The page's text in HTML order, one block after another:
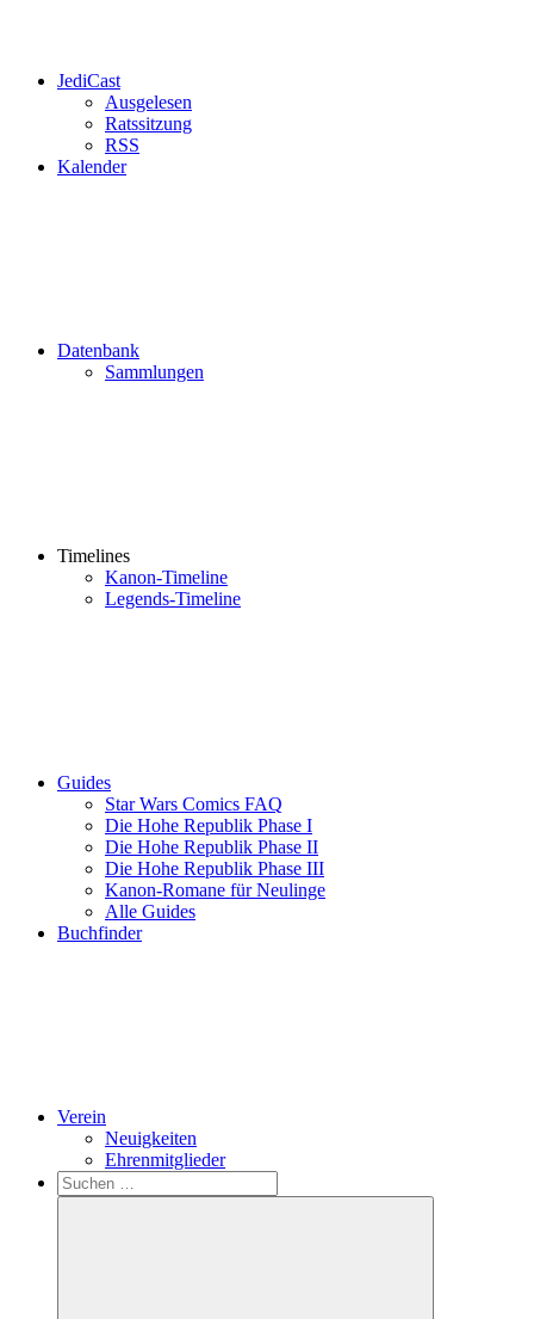
JediCast
Ausgelesen
Ratssitzung
RSS
Kalender
Datenbank
Sammlungen
Timelines
Kanon-Timeline
Legends-Timeline
Guides
Star Wars Comics FAQ
Die Hohe Republik Phase I
Die Hohe Republik Phase II
Die Hohe Republik Phase III
Kanon-Romane für Neulinge
Alle Guides
Buchfinder
Verein
Neuigkeiten
Ehrenmitglieder
Search
Suchen
nach: